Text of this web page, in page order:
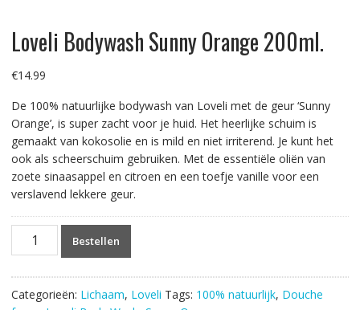
Loveli Bodywash Sunny Orange 200ml.
€14.99
De 100% natuurlijke bodywash van Loveli met de geur ‘Sunny
Orange’, is super zacht voor je huid. Het heerlijke schuim is
gemaakt van kokosolie en is mild en niet irriterend. Je kunt het
ook als scheerschuim gebruiken. Met de essentiële oliën van
zoete sinaasappel en citroen en een toefje vanille voor een
verslavend lekkere geur.
Loveli
Bodywash
200ml.
Bestellen
Categorieën: Lichaam, Loveli Tags: 100% natuurlijk, Douche